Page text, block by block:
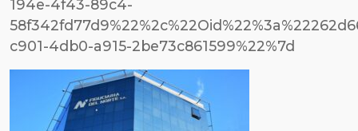
194e-4f43-89c4-
c901-4db0-a915-2be73c861599%22%7d